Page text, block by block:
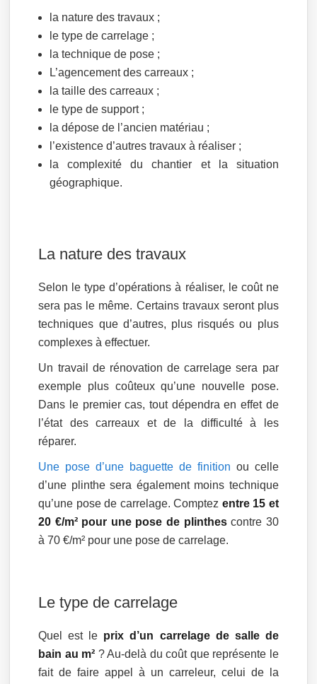
la nature des travaux ;
le type de carrelage ;
la technique de pose ;
L’agencement des carreaux ;
la taille des carreaux ;
le type de support ;
la dépose de l’ancien matériau ;
l’existence d’autres travaux à réaliser ;
la complexité du chantier et la situation
géographique.
La nature des travaux
Selon le type d’opérations à réaliser, le coût ne
sera pas le même. Certains travaux seront plus
techniques que d’autres, plus risqués ou plus
complexes à effectuer.
Un travail de rénovation de carrelage sera par
exemple plus coûteux qu’une nouvelle pose.
Dans le premier cas, tout dépendra en effet de
l’état des carreaux et de la difficulté à les
réparer.
Une pose d’une baguette de finition ou celle
d’une plinthe sera également moins technique
qu’une pose de carrelage. Comptez entre 15 et
20 €/m² pour une pose de plinthescontre 30
à 70 €/m² pour une pose de carrelage.
Le type de carrelage
Quel est le prix d’un carrelage de salle de
bain au m² ? Au-delà du coût que représente le
fait de faire appel à un carreleur, celui de la